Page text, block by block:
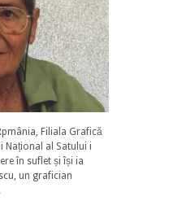
Filiala Grafică
Național al Satului i
în suflet și își ia
un grafician